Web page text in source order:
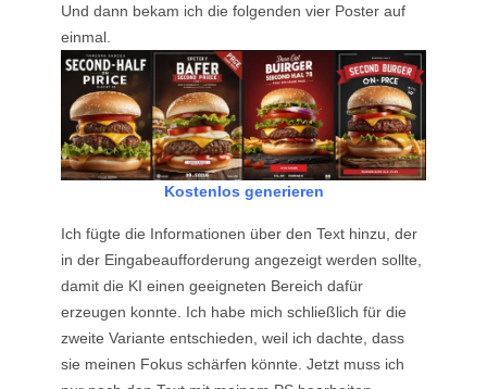
Und dann bekam ich die folgenden vier Poster auf
einmal.
Kostenlos generieren
Ich fügte die Informationen über den Text hinzu, der
in der Eingabeaufforderung angezeigt werden sollte,
damit die KI einen geeigneten Bereich dafür
erzeugen konnte. Ich habe mich schließlich für die
zweite Variante entschieden, weil ich dachte, dass
sie meinen Fokus schärfen könnte. Jetzt muss ich